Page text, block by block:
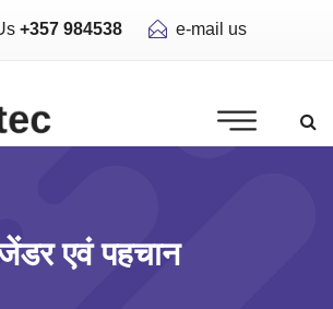
+357 984538 e-mail us
एवं पहचान